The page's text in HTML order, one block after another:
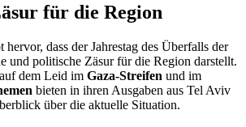
für die Region
dass der Jahrestag des Überfalls der
und politische Zäsur für die Region darstellt.
dem Leid im Gaza-Streifen und im
bieten in ihren Ausgaben aus Tel Aviv
über die aktuelle Situation.